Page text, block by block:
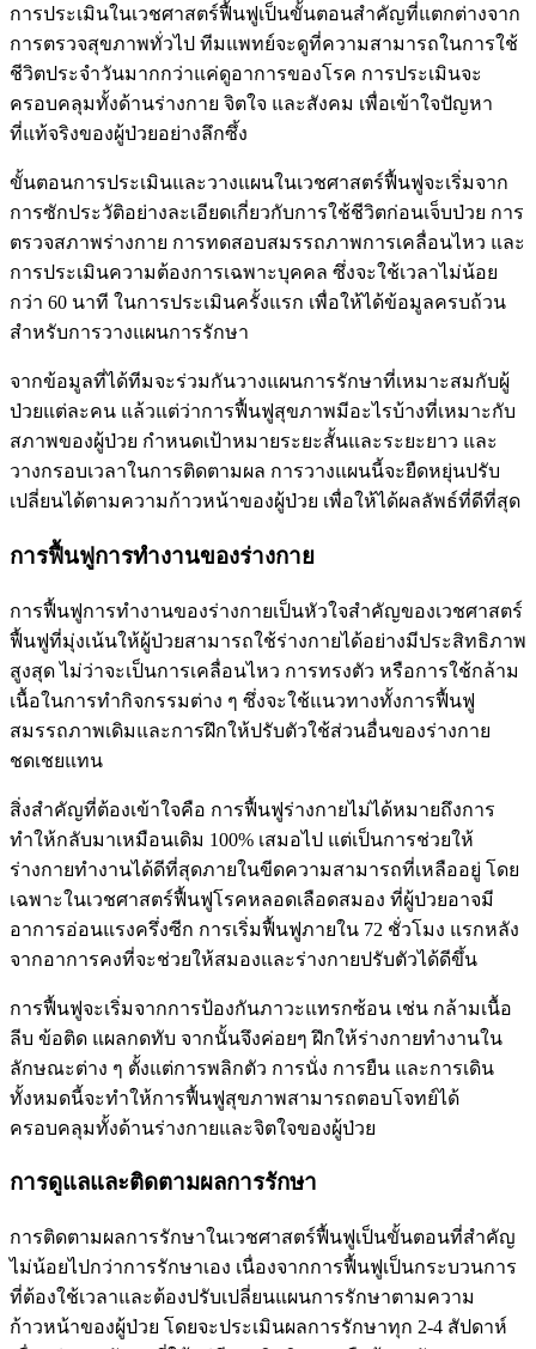
การประเมินในเวชศาสตร์ฟื้นฟูเป็นขั้นตอนสำคัญที่แตกต่างจาก
การตรวจสุขภาพทั่วไป ทีมแพทย์จะดูที่ความสามารถในการใช้
ชีวิตประจำวันมากกว่าแค่ดูอาการของโรค การประเมินจะ
ครอบคลุมทั้งด้านร่างกาย จิตใจ และสังคม เพื่อเข้าใจปัญหา
ที่แท้จริงของผู้ป่วยอย่างลึกซึ้ง
ขั้นตอนการประเมินและวางแผนในเวชศาสตร์ฟื้นฟูจะเริ่มจาก
การซักประวัติอย่างละเอียดเกี่ยวกับการใช้ชีวิตก่อนเจ็บป่วย การ
ตรวจสภาพร่างกาย การทดสอบสมรรถภาพการเคลื่อนไหว และ
การประเมินความต้องการเฉพาะบุคคล ซึ่งจะใช้เวลาไม่น้อย
กว่า 60 นาที ในการประเมินครั้งแรก เพื่อให้ได้ข้อมูลครบถ้วน
สำหรับการวางแผนการรักษา
จากข้อมูลที่ได้ทีมจะร่วมกันวางแผนการรักษาที่เหมาะสมกับผู้
ป่วยแต่ละคน แล้วแต่ว่าการฟื้นฟูสุขภาพมีอะไรบ้างที่เหมาะกับ
สภาพของผู้ป่วย กำหนดเป้าหมายระยะสั้นและระยะยาว และ
วางกรอบเวลาในการติดตามผล การวางแผนนี้จะยืดหยุ่นปรับ
เปลี่ยนได้ตามความก้าวหน้าของผู้ป่วย เพื่อให้ได้ผลลัพธ์ที่ดีที่สุด
การฟื้นฟูการทำงานของร่างกาย
การฟื้นฟูการทำงานของร่างกายเป็นหัวใจสำคัญของเวชศาสตร์
ฟื้นฟูที่มุ่งเน้นให้ผู้ป่วยสามารถใช้ร่างกายได้อย่างมีประสิทธิภาพ
สูงสุด ไม่ว่าจะเป็นการเคลื่อนไหว การทรงตัว หรือการใช้กล้าม
เนื้อในการทำกิจกรรมต่าง ๆ ซึ่งจะใช้แนวทางทั้งการฟื้นฟู
สมรรถภาพเดิมและการฝึกให้ปรับตัวใช้ส่วนอื่นของร่างกาย
ชดเชยแทน
สิ่งสำคัญที่ต้องเข้าใจคือ การฟื้นฟูร่างกายไม่ได้หมายถึงการ
ทำให้กลับมาเหมือนเดิม 100% เสมอไป แต่เป็นการช่วยให้
ร่างกายทำงานได้ดีที่สุดภายในขีดความสามารถที่เหลืออยู่ โดย
เฉพาะในเวชศาสตร์ฟื้นฟูโรคหลอดเลือดสมอง ที่ผู้ป่วยอาจมี
อาการอ่อนแรงครึ่งซีก การเริ่มฟื้นฟูภายใน 72 ชั่วโมง แรกหลัง
จากอาการคงที่จะช่วยให้สมองและร่างกายปรับตัวได้ดีขึ้น
การฟื้นฟูจะเริ่มจากการป้องกันภาวะแทรกซ้อน เช่น กล้ามเนื้อ
ลีบ ข้อติด แผลกดทับ จากนั้นจึงค่อยๆ ฝึกให้ร่างกายทำงานใน
ลักษณะต่าง ๆ ตั้งแต่การพลิกตัว การนั่ง การยืน และการเดิน
ทั้งหมดนี้จะทำให้การฟื้นฟูสุขภาพสามารถตอบโจทย์ได้
ครอบคลุมทั้งด้านร่างกายและจิตใจของผู้ป่วย
การดูแลและติดตามผลการรักษา
การติดตามผลการรักษาในเวชศาสตร์ฟื้นฟูเป็นขั้นตอนที่สำคัญ
ไม่น้อยไปกว่าการรักษาเอง เนื่องจากการฟื้นฟูเป็นกระบวนการ
ที่ต้องใช้เวลาและต้องปรับเปลี่ยนแผนการรักษาตามความ
ก้าวหน้าของผู้ป่วย โดยจะประเมินผลการรักษาทุก 2-4 สัปดาห์